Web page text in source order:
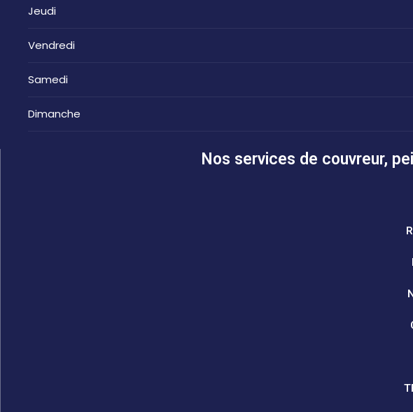
Jeudi
Vendredi
Samedi
Dimanche
Nos services de couvreur,